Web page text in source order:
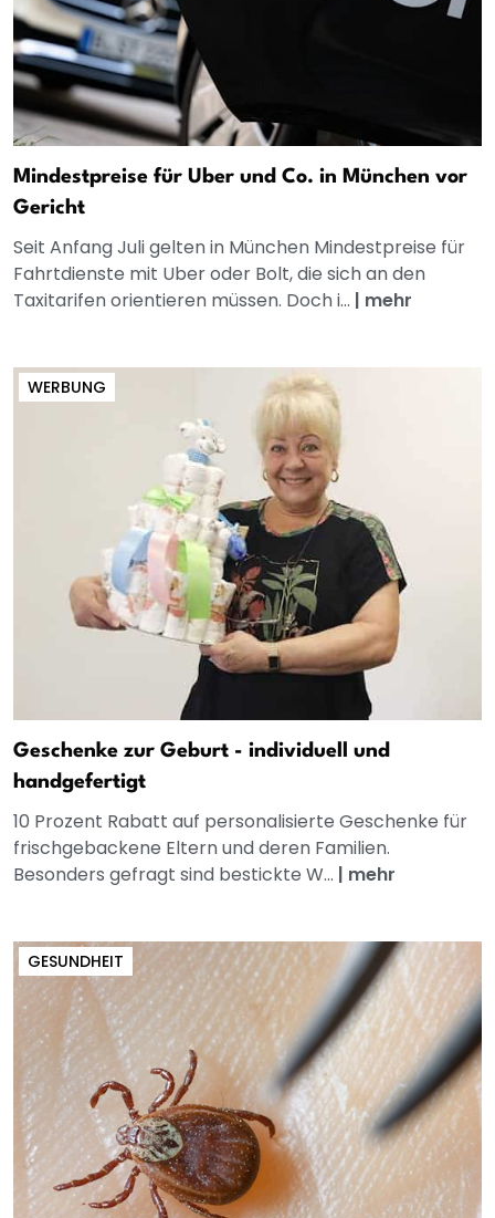
Mindestpreise für Uber und Co. in München vor
Gericht
Seit Anfang Juli gelten in München Mindestpreise für
Fahrtdienste mit Uber oder Bolt, die sich an den
Taxitarifen orientieren müssen. Doch i... | mehr
WERBUNG
Geschenke zur Geburt - individuell und
handgefertigt
10 Prozent Rabatt auf personalisierte Geschenke für
frischgebackene Eltern und deren Familien.
Besonders gefragt sind bestickte W... | mehr
GESUNDHEIT